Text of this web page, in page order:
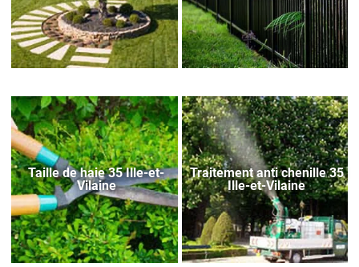
Taille de haie 35 Ille-et-
Vilaine
Traitement anti chenille 35
Ille-et-Vilaine